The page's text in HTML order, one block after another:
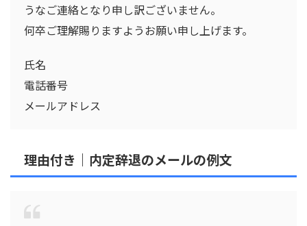
うなご連絡となり申し訳ございません。
何卒ご理解賜りますようお願い申し上げます。
氏名
電話番号
メールアドレス
理由付き｜ 内定辞退のメールの例文